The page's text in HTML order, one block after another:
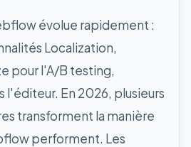
évolue rapidement :
Localization,
pour l'A/B testing,
l'éditeur. En 2026, plusieurs
transforment la manière
performent. Les